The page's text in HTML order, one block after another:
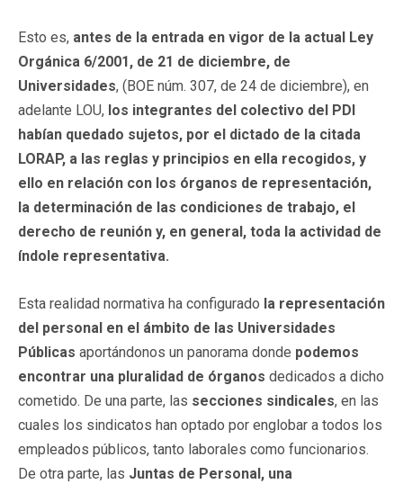
Esto es, antes de la entrada en vigor de la actual Ley
Orgánica 6/2001, de 21 de diciembre, de
Universidades, (BOE núm. 307, de 24 de diciembre), en
adelante LOU, los integrantes del colectivo del PDI
habían quedado sujetos, por el dictado de la citada
LORAP, a las reglas y principios en ella recogidos, y
ello en relación con los órganos de representación,
la determinación de las condiciones de trabajo, el
derecho de reunión y, en general, toda la actividad de
índole representativa.
Esta realidad normativa ha configurado la representación
del personal en el ámbito de las Universidades
Públicas aportándonos un panorama donde podemos
encontrar una pluralidad de órganos dedicados a dicho
cometido. De una parte, las secciones sindicales, en las
cuales los sindicatos han optado por englobar a todos los
empleados públicos, tanto laborales como funcionarios.
De otra parte, las Juntas de Personal, una